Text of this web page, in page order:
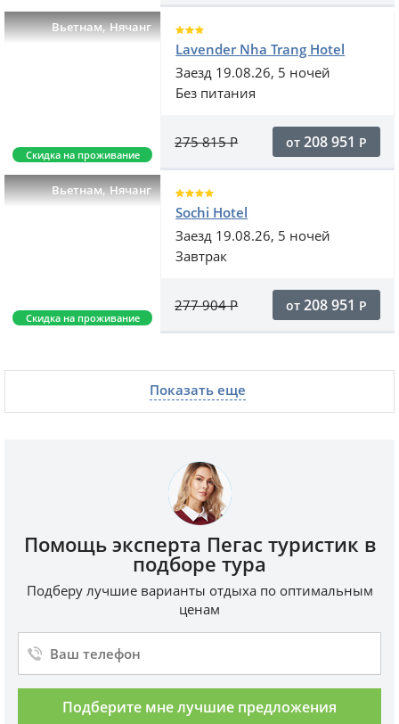
Вьетнам,Нячанг
Скидка на проживание
Lavender Nha Trang Hotel
Заезд 19.08.26, 5 ночей
Без питания
275 815Р от 208 951 Р
Вьетнам,Нячанг
Скидка на проживание
Sochi Hotel
Заезд 19.08.26, 5 ночей
Завтрак
277 904Р от 208 951 Р
Показать еще
Помощь эксперта Пегас туристик в
подборе тура
Подберу лучшие варианты отдыха по оптимальным
ценам
Подберите мне лучшие предложения